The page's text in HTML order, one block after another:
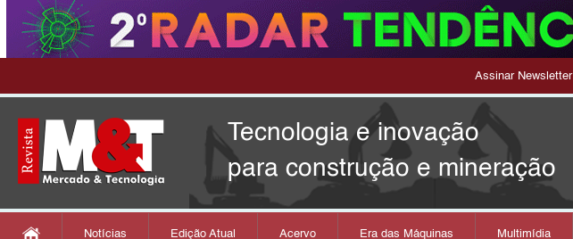
Assinar Newsletter
Tecnologia e inovação
para construção e mineração
Notícias Edição Atual Acervo Era das Máquinas Multimídia